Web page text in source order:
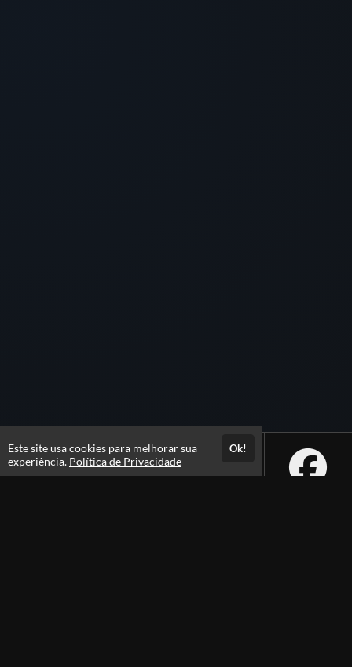
Este site usa cookies para melhorar sua
experiência. Política de Privacidade
Ok!